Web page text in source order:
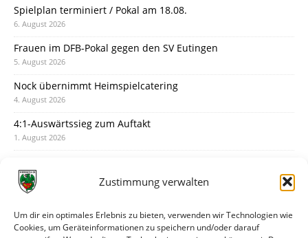
Zustimmung verwalten
Um dir ein optimales Erlebnis zu bieten, verwenden wir Technologien wie
Cookies, um Geräteinformationen zu speichern und/oder darauf
Spielplan terminiert / Pokal am 18.08.
6. August 2026
Frauen im DFB-Pokal gegen den SV Eutingen
5. August 2026
Nock übernimmt Heimspielcatering
4. August 2026
4:1-Auswärtssieg zum Auftakt
1. August 2026
31. Juli 2026
30. Juli 2026